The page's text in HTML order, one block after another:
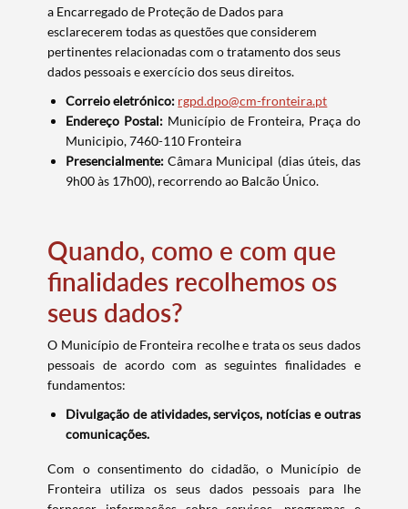
a Encarregado de Proteção de Dados para
esclarecerem todas as questões que considerem
pertinentes relacionadas com o tratamento dos seus
dados pessoais e exercício dos seus direitos.
Correio eletrónico: rgpd.dpo@cm-fronteira.pt
Endereço Postal: Município de Fronteira, Praça do
Municipio, 7460-110 Fronteira
Presencialmente: Câmara Municipal (dias úteis, das
9h00 às 17h00), recorrendo ao Balcão Único.
Quando, como e com que
finalidades recolhemos os
seus dados?
O Município de Fronteira recolhe e trata os seus dados
pessoais de acordo com as seguintes finalidades e
fundamentos:
Divulgação de atividades, serviços, notícias e outras
comunicações.
Com o consentimento do cidadão, o Município de
Fronteira utiliza os seus dados pessoais para lhe